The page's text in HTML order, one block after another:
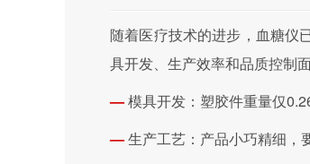
随着医疗技术的进步，血糖仪
具开发、生产效率和品质控制
—模具开发：塑胶件重量仅
—生产工艺：产品小巧精细，